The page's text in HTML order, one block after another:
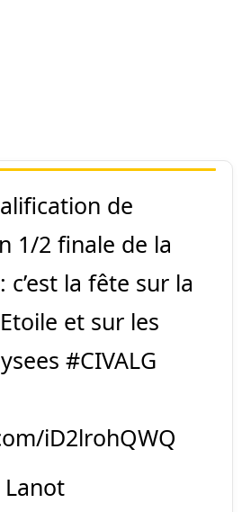
de
1/2 finale de la
: c’est la fête sur la
et sur les
#CIVALG
iD2lrohQWQ